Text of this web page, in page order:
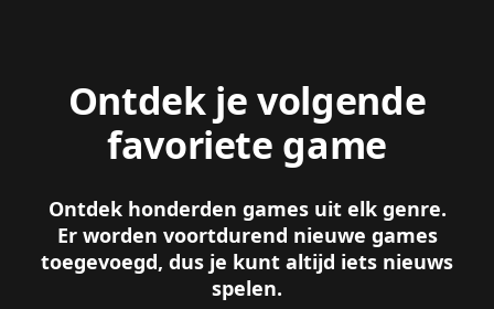
Ontdek je volgende
favoriete game
Ontdek honderden games uit elk genre.
Er worden voortdurend nieuwe games
toegevoegd, dus je kunt altijd iets nieuws
spelen.